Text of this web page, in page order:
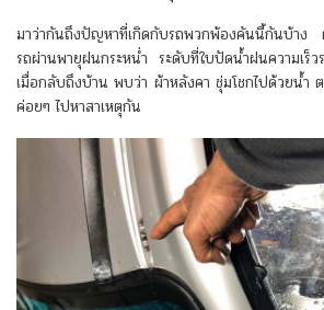
มาว่ากันถึงปัญหาที่เกิดกับรถพวกพ้องคันนี้กันบ้าง
รถผ่านพายุฝนกระหน่ำ ระดับที่ใบปัดน้ำฝนความเร็
เมื่อกลับถึงบ้าน พบว่า ผ้าหลังคา ชุ่มโชกไปด้วยน้ำ
ค่อยๆ ไปหาสาเหตุกัน